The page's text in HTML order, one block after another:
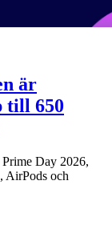
är
till 650
Day 2026,
AirPods och